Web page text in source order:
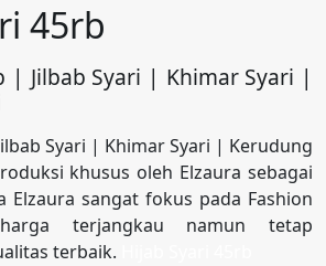
45rb
| Jilbab Syari | Khimar Syari |
Syari | Khimar Syari | Kerudung
khusus oleh Elzaura sebagai
Elzaura sangat fokus pada Fashion
terjangkau namun tetap
terbaik.